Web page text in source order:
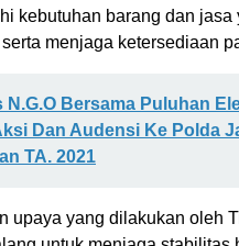
kebutuhan barang dan jasa
menjaga ketersediaan
N.G.O Bersama Puluhan
Dan Audensi Ke Polda
TA. 2021
upaya yang dilakukan oleh